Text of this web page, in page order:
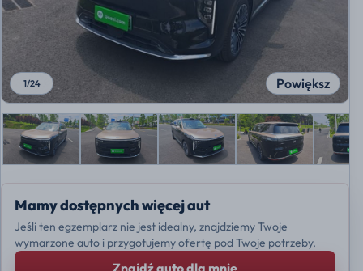
Powiększ
1/24
Mamy dostępnych więcej aut
Jeśli ten egzemplarz nie jest idealny, znajdziemy Twoje
wymarzone auto i przygotujemy ofertę pod Twoje potrzeby.